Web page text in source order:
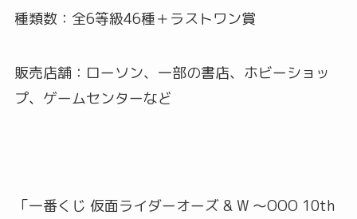
種類数：全6等級46種＋ラストワン賞
販売店舗：ローソン、一部の書店、ホビーショッ
プ、ゲームセンターなど
「一番くじ 仮面ライダーオーズ & W ～OOO 10th